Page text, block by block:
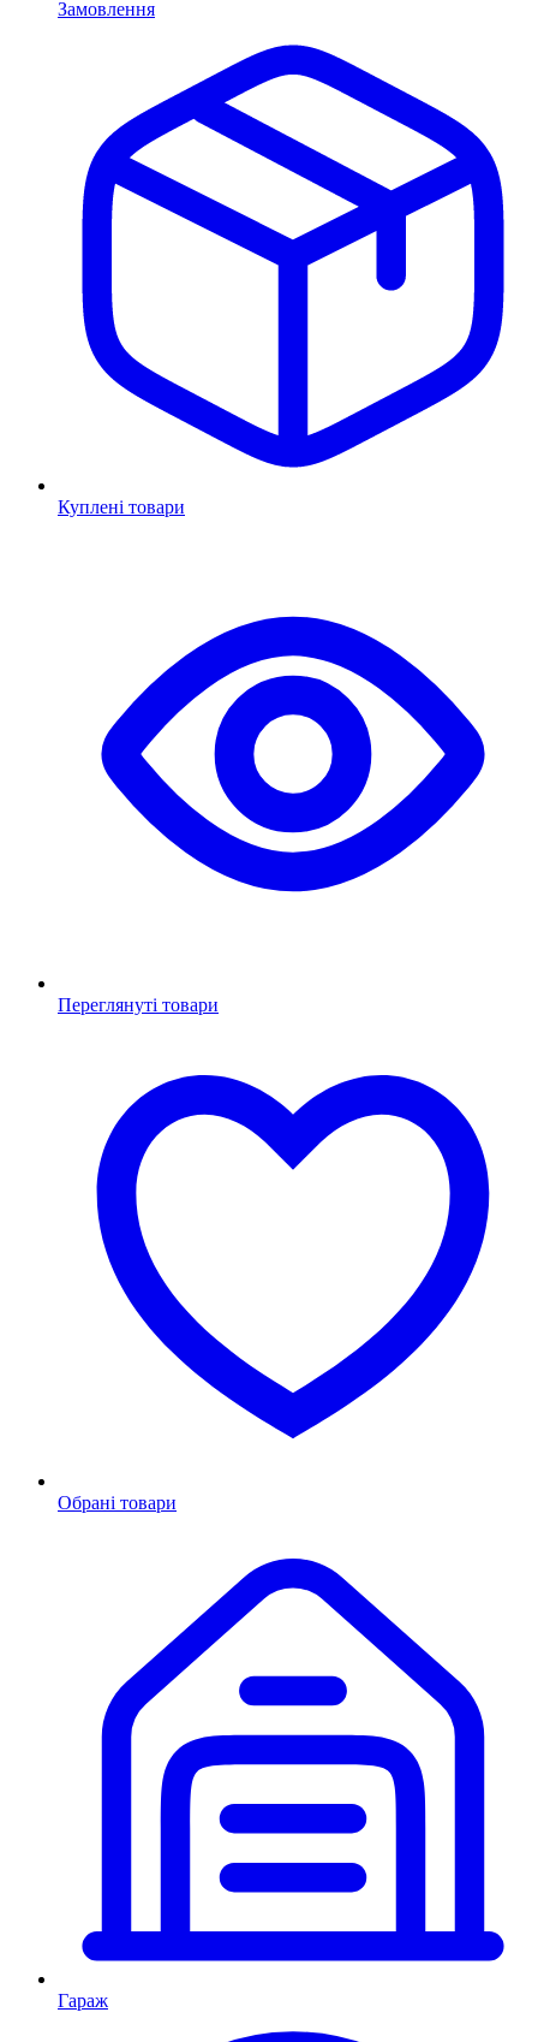
Замовлення
Куплені товари
Переглянуті товари
Обрані товари
Гараж